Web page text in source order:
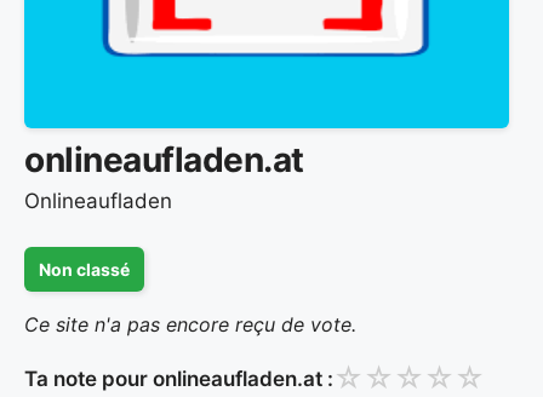
onlineaufladen.at
Onlineaufladen
Non classé
Ce site n'a pas encore reçu de vote.
Ta note pour onlineaufladen.at : ☆ ☆ ☆ ☆ ☆